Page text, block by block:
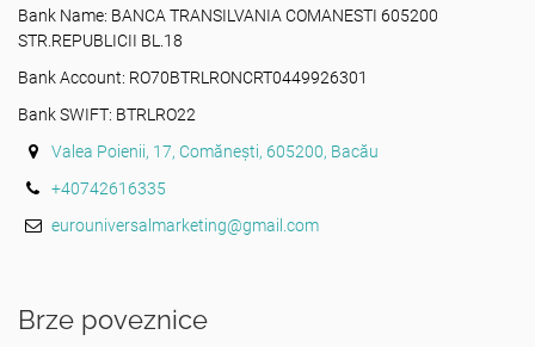
Bank Name: BANCA TRANSILVANIA COMANESTI 605200
STR.REPUBLICII BL.18
Bank Account: RO70BTRLRONCRT0449926301
Bank SWIFT: BTRLRO22
Valea Poienii, 17, Comănești, 605200, Bacău
+40742616335
eurouniversalmarketing@gmail.com
Brze poveznice